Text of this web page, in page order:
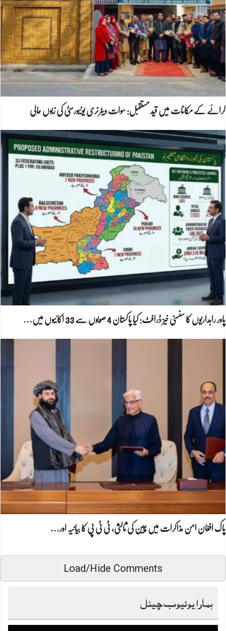
کرائے کے مکانات میں قید مستقبل: سوات ویٹرنری یونیورسٹی کی زبوں حالی
پاور راہداریوں کا سنسنی خیز ڈرافٹ: کیا پاکستان 4 صوبوں سے 33 اکائیوں میں…
پاک افغان امن مذاکرات میں چین کی ثالثی، ٹی ٹی پی کا بیانیہ اور…
Load/Hide Comments
ہمارا یوٹیوب چینل